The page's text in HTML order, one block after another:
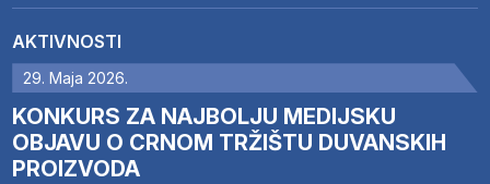
AKTIVNOSTI
29. Maja 2026.
KONKURS ZA NAJBOLJU MEDIJSKU
OBJAVU O CRNOM TRŽIŠTU DUVANSKIH
PROIZVODA